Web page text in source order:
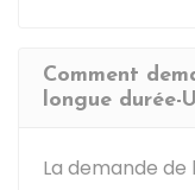
Comment
longue durée-
La demande